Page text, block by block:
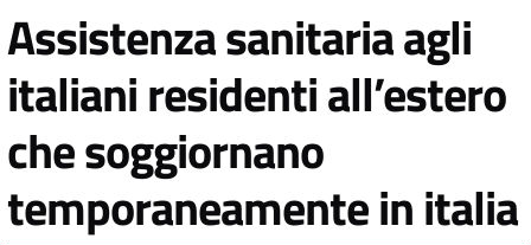
Assistenza sanitaria agli
italiani residenti all’estero
che soggiornano
temporaneamente in italia